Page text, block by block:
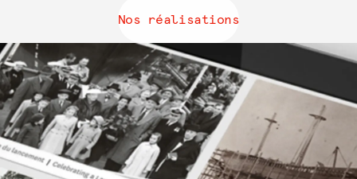
Nos réalisations